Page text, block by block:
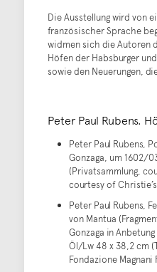
Die Ausstellung wird von
französischer Sprache
widmen sich die Autoren
Höfen der Habsburger
sowie den Neuerungen,
Peter Paul Rubens.
Peter Paul Rubens,
Gonzaga, um 1602/
(Privatsammlung,
courtesy of
Peter Paul Rubens,
von Mantua
Gonzaga in
Öl/Lw 48 x 38,2 cm
Fondazione Magnani